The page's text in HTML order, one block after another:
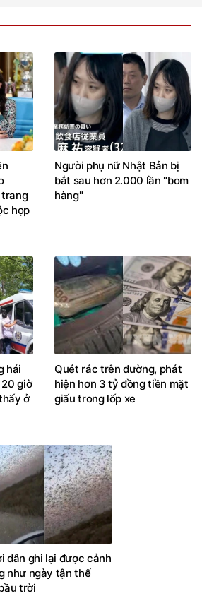
họp
Người phụ nữ Nhật Bản bị
bắt sau hơn 2.000 lần "bom
hàng"
hái
giờ
ở
Quét rác trên đường, phát
hiện hơn 3 tỷ đồng tiền mặt
giấu trong lốp xe
dân ghi lại được cảnh
như ngày tận thế
trời